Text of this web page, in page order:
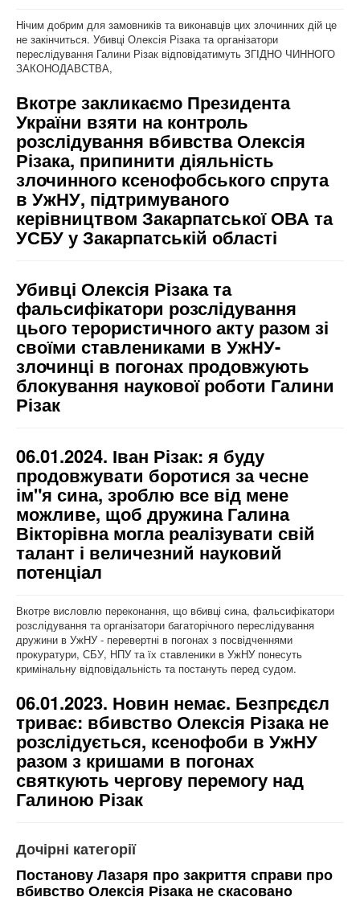
Нічим добрим для замовників та виконавців цих злочинних дій це
не закінчиться. Убивці Олексія Різака та організатори
переслідування Галини Різак відповідатимуть ЗГІДНО ЧИННОГО
ЗАКОНОДАВСТВА,
Вкотре закликаємо Президента
України взяти на контроль
розслідування вбивства Олексія
Різака, припинити діяльність
злочинного ксенофобського спрута
в УжНУ, підтримуваного
керівництвом Закарпатської ОВА та
УСБУ у Закарпатській області
Убивці Олексія Різака та
фальсифікатори розслідування
цього терористичного акту разом зі
своїми ставлениками в УжНУ-
злочинці в погонах продовжують
блокування наукової роботи Галини
Різак
06.01.2024. Іван Різак: я буду
продовжувати боротися за чесне
ім"я сина, зроблю все від мене
можливе, щоб дружина Галина
Вікторівна могла реалізувати свій
талант і величезний науковий
потенціал
Вкотре висловлю переконання, що вбивці сина, фальсифікатори
розслідування та організатори багаторічного переслідування
дружини в УжНУ - перевертні в погонах з посвідченнями
прокуратури, СБУ, НПУ та їх ставленики в УжНУ понесуть
кримінальну відповідальність та постануть перед судом.
06.01.2023. Новин немає. Безпрєдєл
триває: вбивство Олексія Різака не
розслідується, кcенофоби в УжНУ
разом з кришами в погонах
святкують чергову перемогу над
Галиною Різак
Дочірні категорії
Постанову Лазаря про закриття справи про
вбивство Олексія Різака не скасованo